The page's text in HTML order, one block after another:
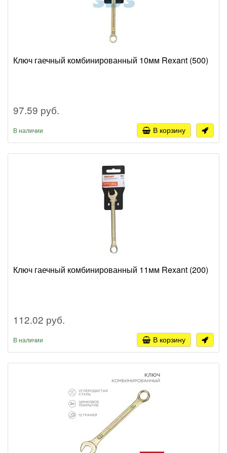
Ключ гаечный комбинированный 10мм Rexant (500)
97.59 руб.
В наличии В корзину
Ключ гаечный комбинированный 11мм Rexant (200)
112.02 руб.
В наличии В корзину